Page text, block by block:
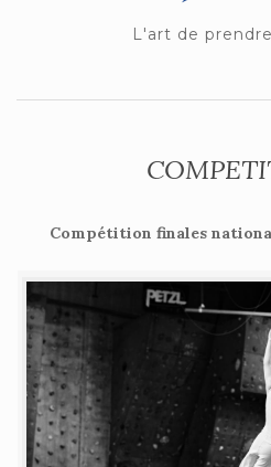
L'art de
Compétition finales